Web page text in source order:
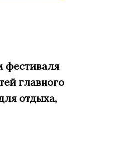
фестиваля
главного
отдыха,